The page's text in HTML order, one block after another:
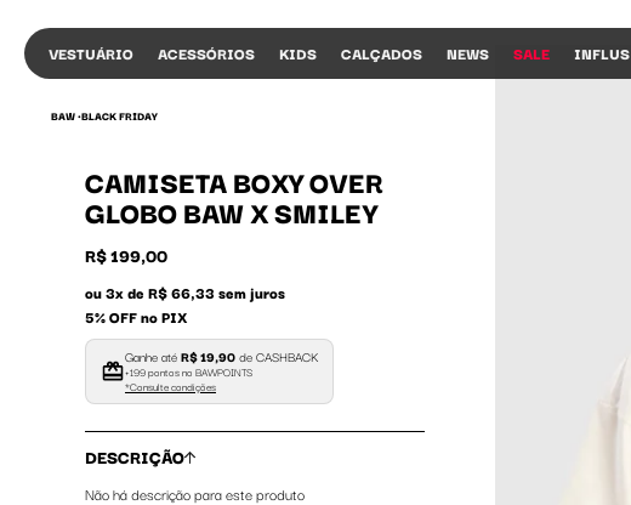
VESTUÁRIO ACESSÓRIOS KIDS CALÇADOS NEWS SALE INFLUS
BAW •BLACK FRIDAY
CAMISETA BOXY OVER
GLOBO BAW X SMILEY
R$ 199,00
ou 3x de R$ 66,33 sem juros
5% OFF no PIX
Ganhe atéR$ 19,90de CASHBACK
+199 pontos no BAWPOINTS
*Consulte condições
DESCRIÇÃO
Não há descrição para este produto